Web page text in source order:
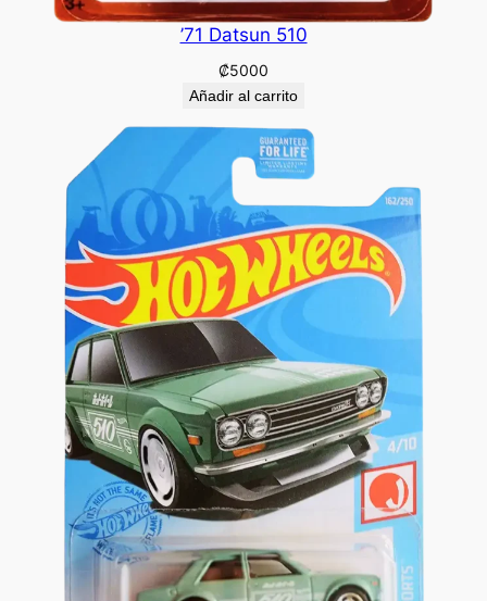
’71 Datsun 510
₡5000
Añadir al carrito